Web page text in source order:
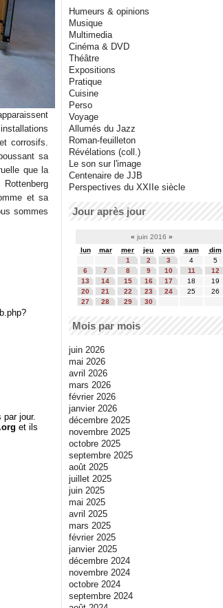
corrosifs.
sa
que la
et sa
sommes
par jour.
et ils
Humeurs & opinions
Musique
Multimedia
Cinéma & DVD
Théâtre
Expositions
Pratique
Cuisine
Perso
Voyage
Allumés du Jazz
Roman-feuilleton
Révélations (coll.)
Le son sur l'image
Centenaire de JJB
Perspectives du XXIIe siècle
Jour après jour
« juin 2016 »
lun
mar mer jeu ven sam
dim
1
2 3 4
5
6
7 8 9 10 11
12
13
14 15 16 17 18
19
20
21 22 23 24 25
26
27
28 29 30
Mois par mois
juin 2026
mai 2026
avril 2026
mars 2026
février 2026
janvier 2026
décembre 2025
novembre 2025
octobre 2025
septembre 2025
août 2025
juillet 2025
juin 2025
mai 2025
avril 2025
mars 2025
février 2025
janvier 2025
décembre 2024
novembre 2024
octobre 2024
septembre 2024